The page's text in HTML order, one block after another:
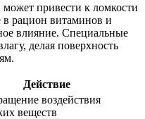
привести к ломкости
рацион витаминов и
влияние. Специальные
делая поверхность
Действие
воздействия
веществ